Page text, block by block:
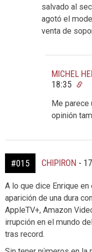
salvado al
agotó el
venta de
MICHEL
18:35
Me parece
opinión
#015 CHIPIRON -
A lo que dice Enrique en
aparición de una dura
AppleTV+, Amazon
irrupción en el mundo
tras record.